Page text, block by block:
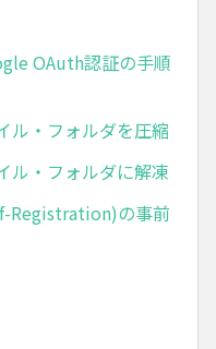
OAuth認証の手順
ル・フォルダを圧縮
ル・フォルダに解凍
Registration)の事前